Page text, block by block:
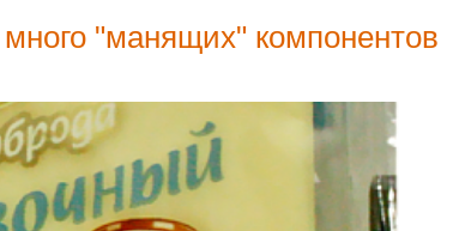
"манящих" компонентов